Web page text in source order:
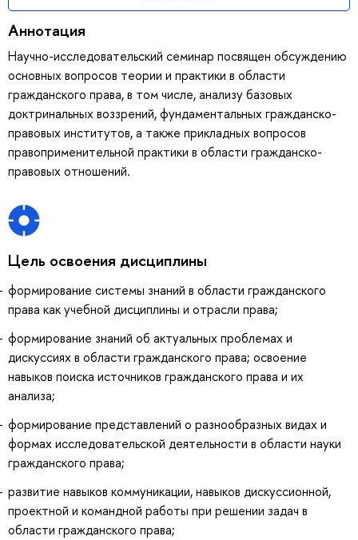
Аннотация
Научно-исследовательский семинар посвящен обсуждению
основных вопросов теории и практики в области
гражданского права, в том числе, анализу базовых
доктринальных воззрений, фундаментальных гражданско-
правовых институтов, а также прикладных вопросов
правоприменительной практики в области гражданско-
правовых отношений.
Цель освоения дисциплины
формирование системы знаний в области гражданского
права как учебной дисциплины и отрасли права;
формирование знаний об актуальных проблемах и
дискуссиях в области гражданского права; освоение
навыков поиска источников гражданского права и их
анализа;
формирование представлений о разнообразных видах и
формах исследовательской деятельности в области науки
гражданского права;
развитие навыков коммуникации, навыков дискуссионной,
проектной и командной работы при решении задач в
области гражданского права;